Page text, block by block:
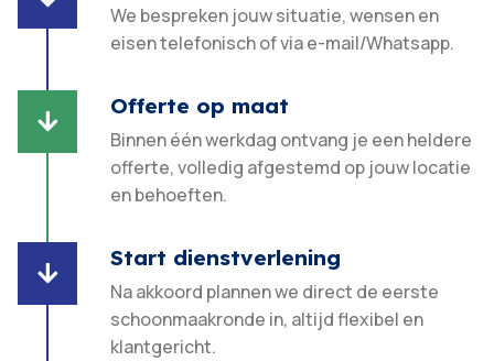
We bespreken jouw situatie, wensen en
eisen telefonisch of via e-mail/Whatsapp.

Offerte op maat
Binnen één werkdag ontvang je een heldere
offerte, volledig afgestemd op jouw locatie
en behoeften.​

Start dienstverlening
Na akkoord plannen we direct de eerste
schoonmaakronde in, altijd flexibel en
klantgericht.​